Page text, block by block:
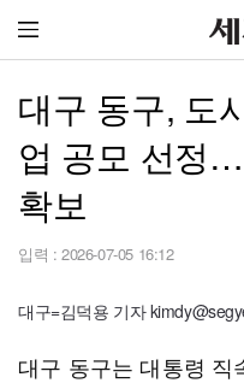
대구 동구, 도
업 공모 선정…
확보
입력 : 2026-07-05 16:12
대구=김덕용 기자
대구 동구는 대통령